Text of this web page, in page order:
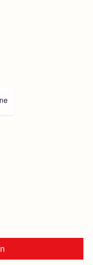
la première